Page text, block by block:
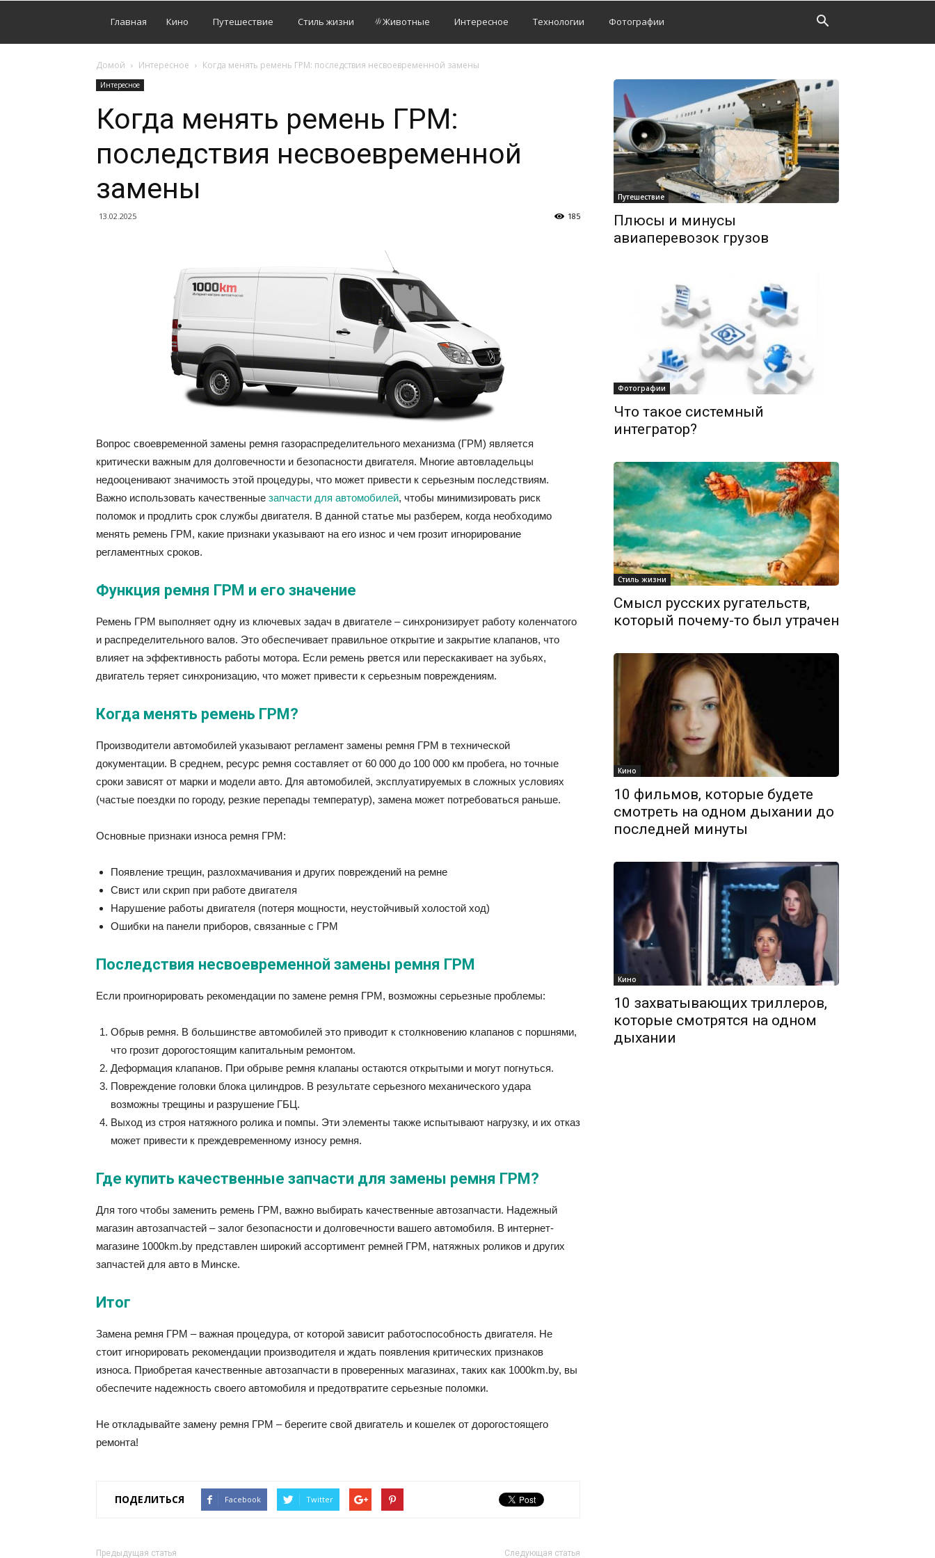
Главная Кино Путешествие Стиль жизни Животные Интересное Технологии Фотографии
Домой Интересное Когда менять ремень ГРМ: последствия несвоевременной замены
Интересное
Когда менять ремень ГРМ:
последствия несвоевременной
замены
13.02.2025 185
Вопрос своевременной замены ремня газораспределительного механизма (ГРМ) является
критически важным для долговечности и безопасности двигателя. Многие автовладельцы
недооценивают значимость этой процедуры, что может привести к серьезным последствиям.
Важно использовать качественные запчасти для автомобилей, чтобы минимизировать риск
поломок и продлить срок службы двигателя. В данной статье мы разберем, когда необходимо
менять ремень ГРМ, какие признаки указывают на его износ и чем грозит игнорирование
регламентных сроков.
Функция ремня ГРМ и его значение
Ремень ГРМ выполняет одну из ключевых задач в двигателе – синхронизирует работу коленчатого
и распределительного валов. Это обеспечивает правильное открытие и закрытие клапанов, что
влияет на эффективность работы мотора. Если ремень рвется или перескакивает на зубьях,
двигатель теряет синхронизацию, что может привести к серьезным повреждениям.
Когда менять ремень ГРМ?
Производители автомобилей указывают регламент замены ремня ГРМ в технической
документации. В среднем, ресурс ремня составляет от 60 000 до 100 000 км пробега, но точные
сроки зависят от марки и модели авто. Для автомобилей, эксплуатируемых в сложных условиях
(частые поездки по городу, резкие перепады температур), замена может потребоваться раньше.
Основные признаки износа ремня ГРМ:
Появление трещин, разлохмачивания и других повреждений на ремне
Свист или скрип при работе двигателя
Нарушение работы двигателя (потеря мощности, неустойчивый холостой ход)
Ошибки на панели приборов, связанные с ГРМ
Последствия несвоевременной замены ремня ГРМ
Если проигнорировать рекомендации по замене ремня ГРМ, возможны серьезные проблемы:
Обрыв ремня. В большинстве автомобилей это приводит к столкновению клапанов с поршнями,
что грозит дорогостоящим капитальным ремонтом.
Деформация клапанов. При обрыве ремня клапаны остаются открытыми и могут погнуться.
Повреждение головки блока цилиндров. В результате серьезного механического удара
возможны трещины и разрушение ГБЦ.
Выход из строя натяжного ролика и помпы. Эти элементы также испытывают нагрузку, и их отказ
может привести к преждевременному износу ремня.
Где купить качественные запчасти для замены ремня ГРМ?
Для того чтобы заменить ремень ГРМ, важно выбирать качественные автозапчасти. Надежный
магазин автозапчастей – залог безопасности и долговечности вашего автомобиля. В интернет-
магазине 1000km.by представлен широкий ассортимент ремней ГРМ, натяжных роликов и других
запчастей для авто в Минске.
Итог
Замена ремня ГРМ – важная процедура, от которой зависит работоспособность двигателя. Не
стоит игнорировать рекомендации производителя и ждать появления критических признаков
износа. Приобретая качественные автозапчасти в проверенных магазинах, таких как 1000km.by, вы
обеспечите надежность своего автомобиля и предотвратите серьезные поломки.
Не откладывайте замену ремня ГРМ – берегите свой двигатель и кошелек от дорогостоящего
ремонта!
ПОДЕЛИТЬСЯ Facebook Twitter
Предыдущая статья Следующая статья
Путешествие
Плюсы и минусы
авиаперевозок грузов
Фотографии
Что такое системный
интегратор?
Стиль жизни
Смысл русских ругательств,
который почему-то был утрачен
Кино
10 фильмов, которые будете
смотреть на одном дыхании до
последней минуты
Кино
10 захватывающих триллеров,
которые смотрятся на одном
дыхании